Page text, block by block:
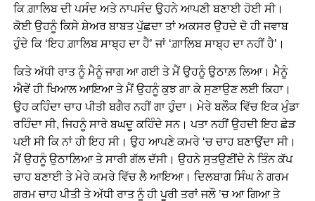
ਕਿ ਗ਼ਾਲਿਬ ਦੀ ਪਸੰਦ ਅਤੇ ਨਾਪਸੰਦ ਉਹਨੇ ਆਪਣੀ ਬਣਾਈ ਹੋਈ ਸੀ।
ਕੋਈ ਉਹਨੂੰ ਕਿਸੇ ਸ਼ੇਅਰ ਬਾਬਤ ਪੁੱਛਦਾ ਤਾਂ ਅਕਸਰ ਉਹਦੇ ਦੋ ਹੀ ਜਵਾਬ
ਹੁੰਦੇ ਕਿ ‘ਇਹ ਗ਼ਾਲਿਬ ਸਾਬ੍ਹ ਦਾ ਹੈ’ ਜਾਂ ‘ਗ਼ਾਲਿਬ ਸਾਬ੍ਹ ਦਾ ਨਹੀਂ ਹੈ’।
ਕਿਤੇ ਅੱਧੀ ਰਾਤ ਨੂੰ ਮੈਨੂੰ ਜਾਗ ਆ ਗਈ ਤੇ ਮੈਂ ਉਹਨੂੰ ਉਠਾਲ਼ ਲਿਆ। ਮੈਨੂੰ
ਐਵੇਂ ਹੀ ਖਿਆਲ ਆਇਆ ਤੇ ਮੈਂ ਉਹਨੂੰ ਕੁਝ ਗਾ ਕੇ ਸੁਣਾਉਣ ਲਈ ਕਿਹਾ।
ਉਹ ਕਹਿੰਦਾ ਚਾਹ ਪੀਤੀ ਬਗੈਰ ਨਹੀਂ ਗਾ ਹੁੰਦਾ। ਮੇਰੇ ਬਲੌਕ ਵਿੱਚ ਇਕ ਮੁੰਡਾ
ਰਹਿੰਦਾ ਸੀ, ਜਿਹਨੂੰ ਸਾਰੇ ਬਘਦੂ ਕਹਿੰਦੇ ਸਨ। ਪਤਾ ਨਹੀਂ ਉਹਦੀ ਇਹ ਛੇੜ
ਪਈ ਸੀ ਕਿ ਨਾਂ ਹੀ ਇਹ ਸੀ। ਉਹ ਆਪਣੇ ਕਮਰੇ ‘ਚ ਚਾਹ ਬਣਾਉਂਦਾ ਸੀ।
ਮੈਂ ਉਹਨੂੰ ਉਠਾਲ਼ਿਆ ਤੇ ਸਾਰੀ ਗੱਲ ਦੱਸੀ। ਉਹਨੇ ਸੁਤਉਣੀਂਦੇ ਨੇ ਤਿੰਨ ਕੱਪ
ਚਾਹ ਬਣਾਈ ਤੇ ਮੇਰੇ ਕਮਰੇ ਵਿੱਚ ਲੈ ਆਇਆ। ਦਿਲਬਾਗ ਸਿੰਘ ਨੇ ਗਰਮ
ਗਰਮ ਚਾਹ ਪੀਤੀ ਤੇ ਅੱਧੀ ਰਾਤ ਨੂੰ ਹੀ ਪੂਰੀ ਤਰਾਂ ਜਲੌ ’ਚ ਆ ਗਿਆ ਤੇ